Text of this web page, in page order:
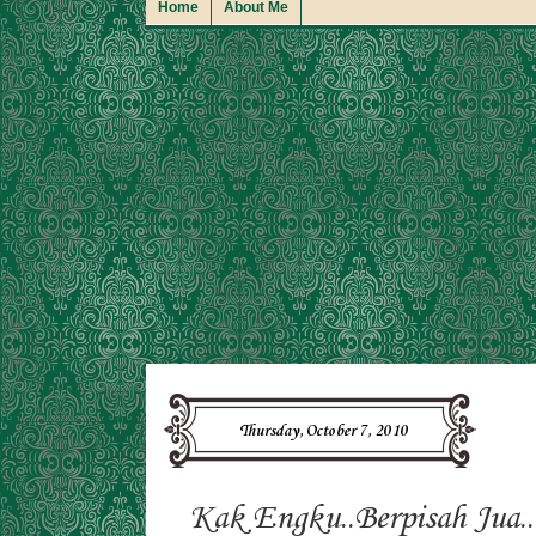
Home About Me
Thursday, October 7, 2010
Kak Engku..Berpisah